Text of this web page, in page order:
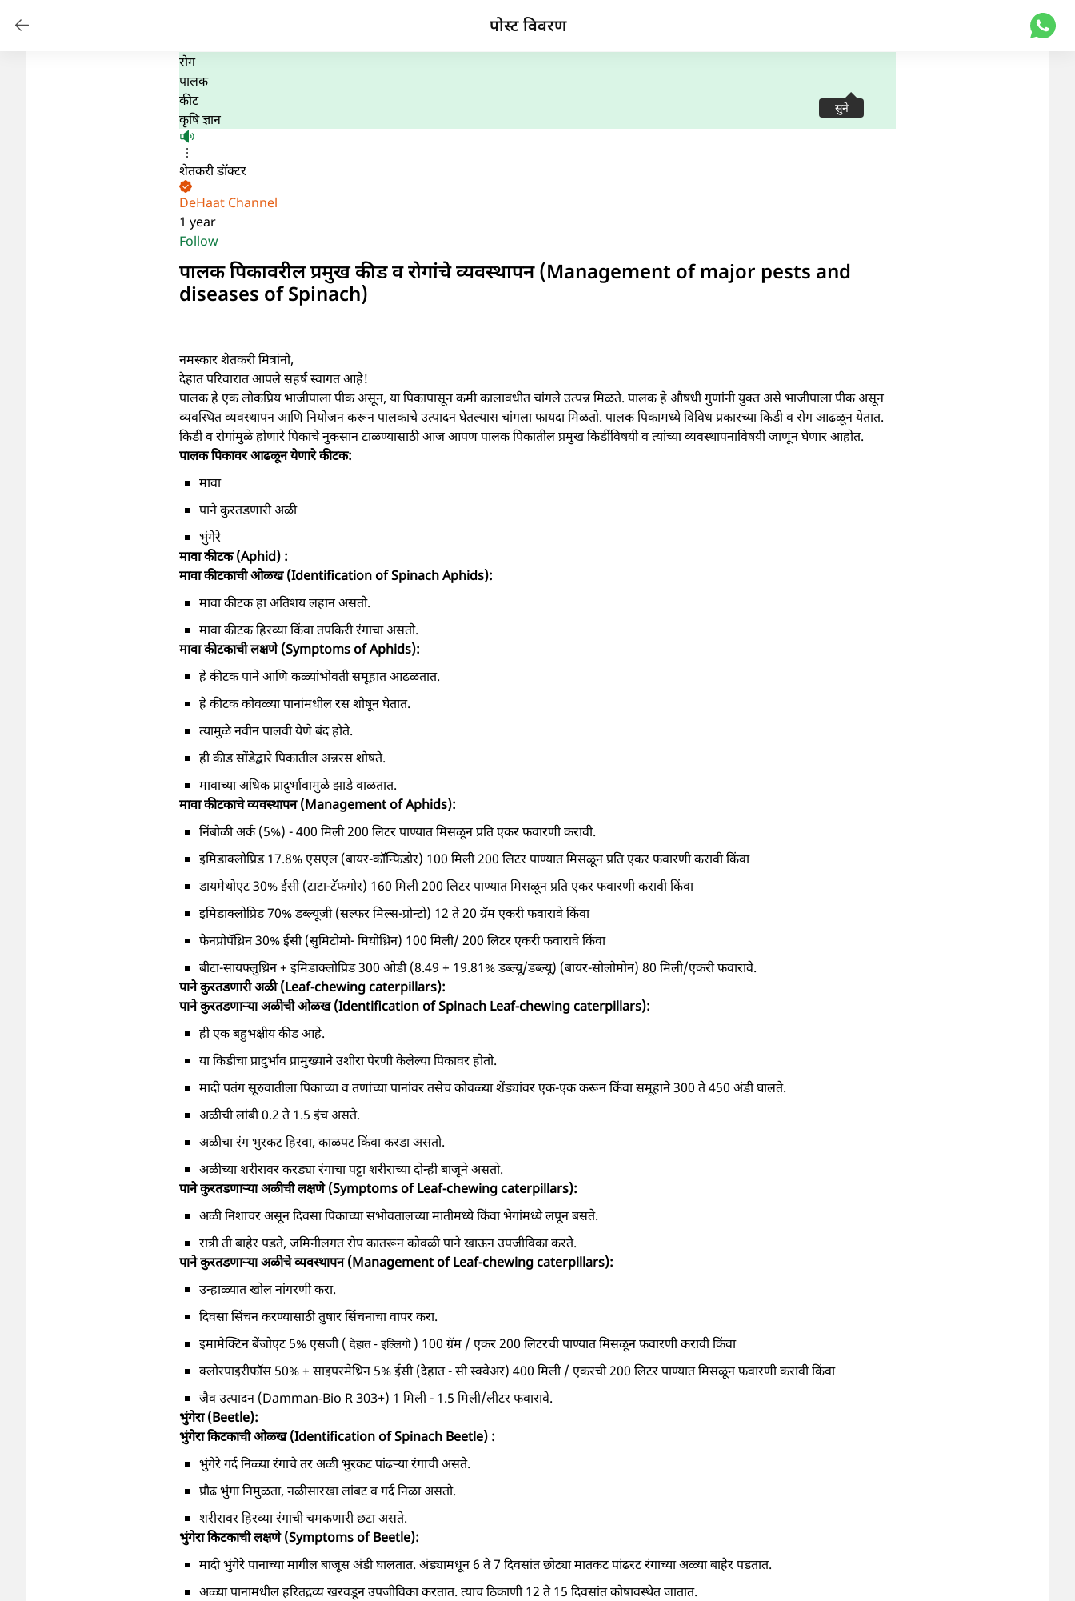
पोस्ट विवरण
सुने
रोग
पालक
कीट
कृषि ज्ञान
शेतकरी डॉक्टर
DeHaat Channel
1 year
Follow
पालक पिकावरील प्रमुख कीड व रोगांचे व्यवस्थापन (Management of major pests and
diseases of Spinach)
नमस्कार शेतकरी मित्रांनो,
देहात परिवारात आपले सहर्ष स्वागत आहे!
पालक हे एक लोकप्रिय भाजीपाला पीक असून, या पिकापासून कमी कालावधीत चांगले उत्पन्न मिळते. पालक हे औषधी गुणांनी युक्त असे भाजीपाला पीक असून
व्यवस्थित व्यवस्थापन आणि नियोजन करून पालकाचे उत्पादन घेतल्यास चांगला फायदा मिळतो. पालक पिकामध्ये विविध प्रकारच्या किडी व रोग आढळून येतात.
किडी व रोगांमुळे होणारे पिकाचे नुकसान टाळण्यासाठी आज आपण पालक पिकातील प्रमुख किडींविषयी व त्यांच्या व्यवस्थापनाविषयी जाणून घेणार आहोत.
पालक पिकावर आढळून येणारे कीटक:
मावा
पाने कुरतडणारी अळी
भुंगेरे
मावा कीटक (Aphid) :
मावा कीटकाची ओळख (Identification of Spinach Aphids):
मावा कीटक हा अतिशय लहान असतो.
मावा कीटक हिरव्या किंवा तपकिरी रंगाचा असतो.
मावा कीटकाची लक्षणे (Symptoms of Aphids):
हे कीटक पाने आणि कळ्यांभोवती समूहात आढळतात.
हे कीटक कोवळ्या पानांमधील रस शोषून घेतात.
त्यामुळे नवीन पालवी येणे बंद होते.
ही कीड सोंडेद्वारे पिकातील अन्नरस शोषते.
मावाच्या अधिक प्रादुर्भावामुळे झाडे वाळतात.
मावा कीटकाचे व्यवस्थापन (Management of Aphids):
निंबोळी अर्क (5%) - 400 मिली 200 लिटर पाण्यात मिसळून प्रति एकर फवारणी करावी.
इमिडाक्लोप्रिड 17.8% एसएल (बायर-कॉन्फिडोर) 100 मिली 200 लिटर पाण्यात मिसळून प्रति एकर फवारणी करावी किंवा
डायमेथोएट 30% ईसी (टाटा-टॅफगोर) 160 मिली 200 लिटर पाण्यात मिसळून प्रति एकर फवारणी करावी किंवा
इमिडाक्लोप्रिड 70% डब्ल्यूजी (सल्फर मिल्स-प्रोन्टो) 12 ते 20 ग्रॅम एकरी फवारावे किंवा
फेनप्रोपॅथ्रिन 30% ईसी (सुमिटोमो- मियोथ्रिन) 100 मिली/ 200 लिटर एकरी फवारावे किंवा
बीटा-सायफ्लुथ्रिन + इमिडाक्लोप्रिड 300 ओडी (8.49 + 19.81% डब्ल्यू/डब्ल्यू) (बायर-सोलोमोन) 80 मिली/एकरी फवारावे.
पाने कुरतडणारी अळी (Leaf-chewing caterpillars):
पाने कुरतडणाऱ्या अळीची ओळख (Identification of Spinach Leaf-chewing caterpillars):
ही एक बहुभक्षीय कीड आहे.
या किडीचा प्रादुर्भाव प्रामुख्याने उशीरा पेरणी केलेल्या पिकावर होतो.
मादी पतंग सूरुवातीला पिकाच्या व तणांच्या पानांवर तसेच कोवळ्या शेंड्यांवर एक-एक करून किंवा समूहाने 300 ते 450 अंडी घालते.
अळीची लांबी 0.2 ते 1.5 इंच असते.
अळीचा रंग भुरकट हिरवा, काळपट किंवा करडा असतो.
अळीच्या शरीरावर करड्या रंगाचा पट्टा शरीराच्या दोन्ही बाजूने असतो.
पाने कुरतडणाऱ्या अळीची लक्षणे (Symptoms of Leaf-chewing caterpillars):
अळी निशाचर असून दिवसा पिकाच्या सभोवतालच्या मातीमध्ये किंवा भेगांमध्ये लपून बसते.
रात्री ती बाहेर पडते, जमिनीलगत रोप कातरून कोवळी पाने खाऊन उपजीविका करते.
पाने कुरतडणाऱ्या अळीचे व्यवस्थापन (Management of Leaf-chewing caterpillars):
उन्हाळ्यात खोल नांगरणी करा.
दिवसा सिंचन करण्यासाठी तुषार सिंचनाचा वापर करा.
इमामेक्टिन बेंजोएट 5% एसजी (देहात -इल्लिगो ) 100 ग्रॅम / एकर 200 लिटरची पाण्यात मिसळून फवारणी करावी किंवा
क्लोरपाइरीफॉस 50% + साइपरमेथ्रिन 5% ईसी (देहात - सी स्क्वेअर) 400 मिली / एकरची 200 लिटर पाण्यात मिसळून फवारणी करावी किंवा
जैव उत्पादन (Damman-Bio R 303+) 1 मिली - 1.5 मिली/लीटर फवारावे.
भुंगेरा (Beetle):
भुंगेरा किटकाची ओळख (Identification of Spinach Beetle) :
भुंगेरे गर्द निळ्या रंगाचे तर अळी भुरकट पांढऱ्या रंगाची असते.
प्रौढ भुंगा निमुळता, नळीसारखा लांबट व गर्द निळा असतो.
शरीरावर हिरव्या रंगाची चमकणारी छटा असते.
भुंगेरा किटकाची लक्षणे (Symptoms of Beetle):
मादी भुंगेरे पानाच्या मागील बाजूस अंडी घालतात. अंड्यामधून 6 ते 7 दिवसांत छोट्या मातकट पांढरट रंगाच्या अळ्या बाहेर पडतात.
अळ्या पानामधील हरितद्रव्य खरवडून उपजीविका करतात. त्याच ठिकाणी 12 ते 15 दिवसांत कोषावस्थेत जातात.